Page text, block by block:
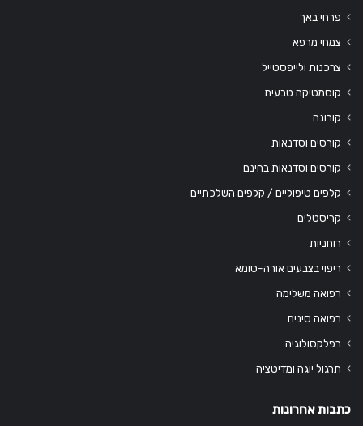
פרחי באך
צמחי מרפא
צרכנות ולייפסטייל
קוסמטיקה טבעית
קורונה
קורסים וסדנאות
קורסים וסדנאות בחינם
קלפים טיפוליים / קלפים השלכתיים
קריסטלים
רוחניות
ריפוי בצבעים אורה-סומא
רפואה משלימה
רפואה סינית
רפלקסולוגיה
תרגול יוגה ומדיטציה
כתבות אחרונות